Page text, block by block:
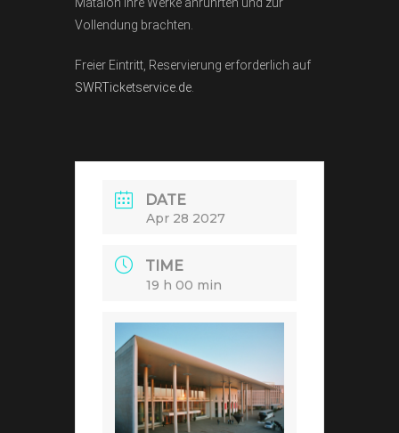
Vollendung brachten.
Freier Eintritt, Reservierung erforderlich auf
SWRTicketservice.de
DATE
Apr 28 2027
TIME
19 h 00 min